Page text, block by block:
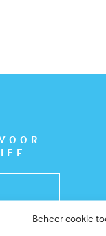
Beheer cookie